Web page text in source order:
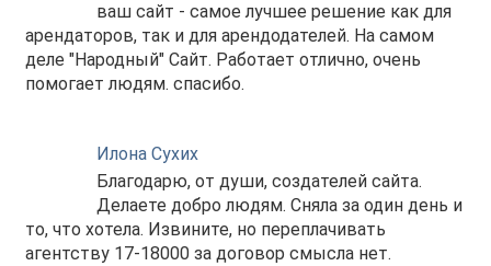
ваш сайт - самое лучшее решение как для
арендаторов, так и для арендодателей. На самом
деле "Народный" Сайт. Работает отлично, очень
помогает людям. спасибо.
Илона Сухих
Благодарю, от души, создателей сайта.
Делаете добро людям. Сняла за один день и
то, что хотела. Извините, но переплачивать
агентству 17-18000 за договор смысла нет.